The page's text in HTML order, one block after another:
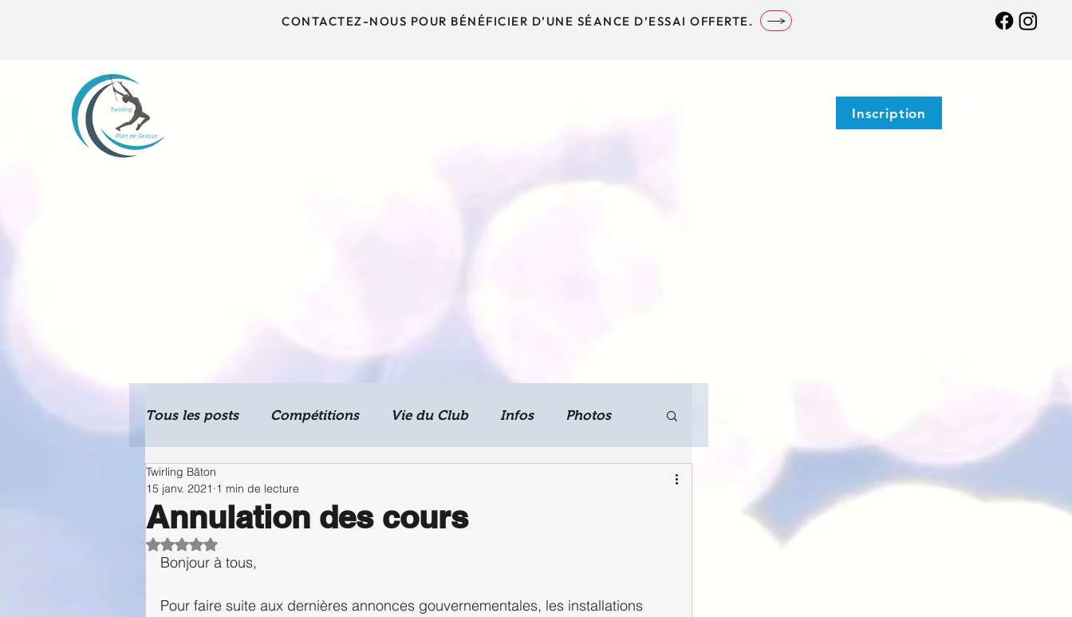
CONTACTEZ-NOUS POUR BÉNÉFICIER D’UNE SÉANCE D’ESSAI OFFERTE.
Inscription
Tous les posts Compétitions Vie du Club Infos Photos
Journal
Annulation des cours
Twirling Bâton
15 janv. 2021 1 min de lecture
Noté NaN étoiles sur 5.
Bonjour à tous,
Pour faire suite aux dernières annonces gouvernementales, les installations